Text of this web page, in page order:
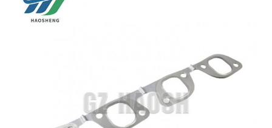
hơi
Thẻ/Điều trung lập